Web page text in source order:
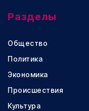
Разделы
Общество
Политика
Экономика
Происшествия
Культура